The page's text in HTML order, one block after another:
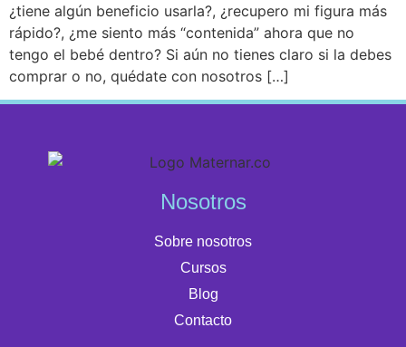
¿tiene algún beneficio usarla?, ¿recupero mi figura más
rápido?, ¿me siento más “contenida” ahora que no
tengo el bebé dentro? Si aún no tienes claro si la debes
comprar o no, quédate con nosotros […]
Nosotros
Sobre nosotros
Cursos
Blog
Contacto